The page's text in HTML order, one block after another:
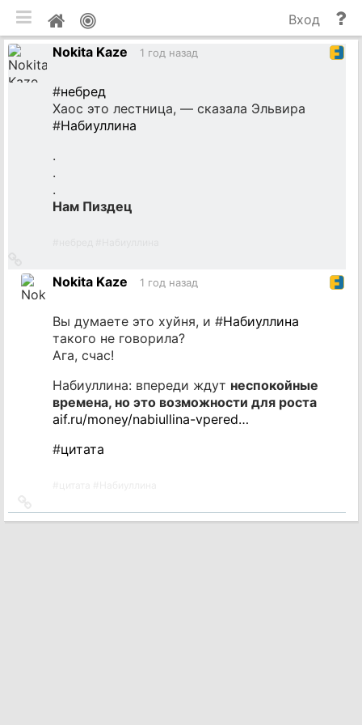
Мой
профиль
и
Вход
Nokita Kaze
1 год назад
#небред
Хаос это лестница, — сказала Эльвира
#Набиуллина
.
.
.
Нам Пиздец
на
источникNokita Kaze 1 год назад
Вы думаете это хуйня, и #Набиуллина
такого не говорила?
Ага, счас!
Набиуллина: впереди ждут неспокойные
времена, но это возможности для роста
aif.ru/money/nabiullina-vpered…
#цитата
на
мобильная версия